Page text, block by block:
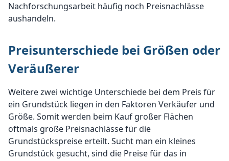
Nachforschungsarbeit häufig noch Preisnachlässe
aushandeln.
Preisunterschiede bei Größen oder
Veräußerer
Weitere zwei wichtige Unterschiede bei dem Preis für
ein Grundstück liegen in den Faktoren Verkäufer und
Größe. Somit werden beim Kauf großer Flächen
oftmals große Preisnachlässe für die
Grundstückspreise erteilt. Sucht man ein kleines
Grundstück gesucht, sind die Preise für das in